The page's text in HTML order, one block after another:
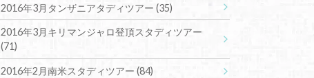
2016年3月タンザニアタディツアー(35)
2016年3月キリマンジャロ登頂スタディツアー
(71)
2016年2月南米スタディツアー(84)